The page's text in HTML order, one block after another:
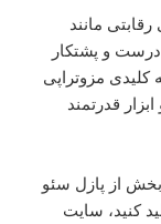
مانند
درست و پشتکار
کلیدی مزوتراپی
قدرتمند
بخش از پازل سئو
کنید، سایت